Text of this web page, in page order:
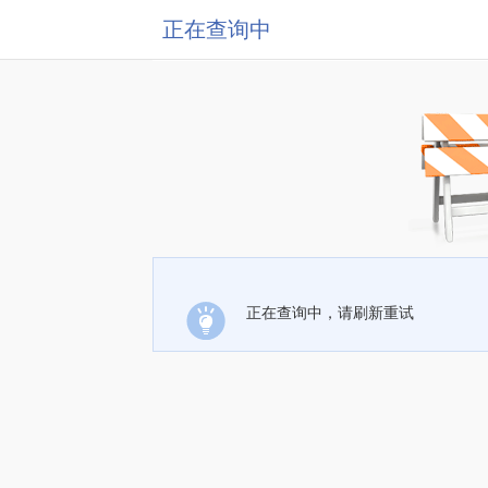
正在查询中
正在查询中，请刷新重试